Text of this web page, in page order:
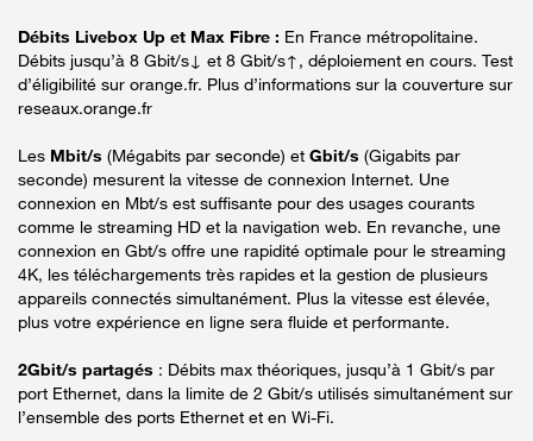
Débits Livebox Up et Max Fibre : En France métropolitaine.
Débits jusqu’à 8 Gbit/s↓ et 8 Gbit/s↑, déploiement en cours. Test
d’éligibilité sur orange.fr. Plus d’informations sur la couverture sur
reseaux.orange.fr
Les Mbit/s (Mégabits par seconde) et Gbit/s (Gigabits par
seconde) mesurent la vitesse de connexion Internet. Une
connexion en Mbt/s est suffisante pour des usages courants
comme le streaming HD et la navigation web. En revanche, une
connexion en Gbt/s offre une rapidité optimale pour le streaming
4K, les téléchargements très rapides et la gestion de plusieurs
appareils connectés simultanément. Plus la vitesse est élevée,
plus votre expérience en ligne sera fluide et performante.
2Gbit/s partagés : Débits max théoriques, jusqu’à 1 Gbit/s par
port Ethernet, dans la limite de 2 Gbit/s utilisés simultanément sur
l’ensemble des ports Ethernet et en Wi-Fi.